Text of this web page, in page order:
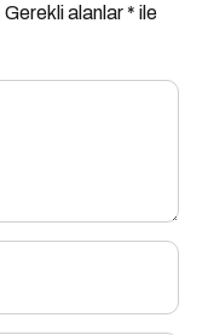
Gerekli alanlar* ile